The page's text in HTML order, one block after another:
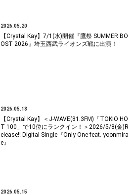
2026.05.20
【Crystal Kay】7/1(水)開催『鷹祭 SUMMER BO
OST 2026』埼玉西武ライオンズ戦に出演！
2026.05.18
【Crystal Kay】＜J-WAVE(81.3FM)「TOKIO HO
T 100」で10位にランクイン！＞2026/5/8(金)R
elease!! Digital Single『Only One feat. yoonmira
e』
2026.05.15